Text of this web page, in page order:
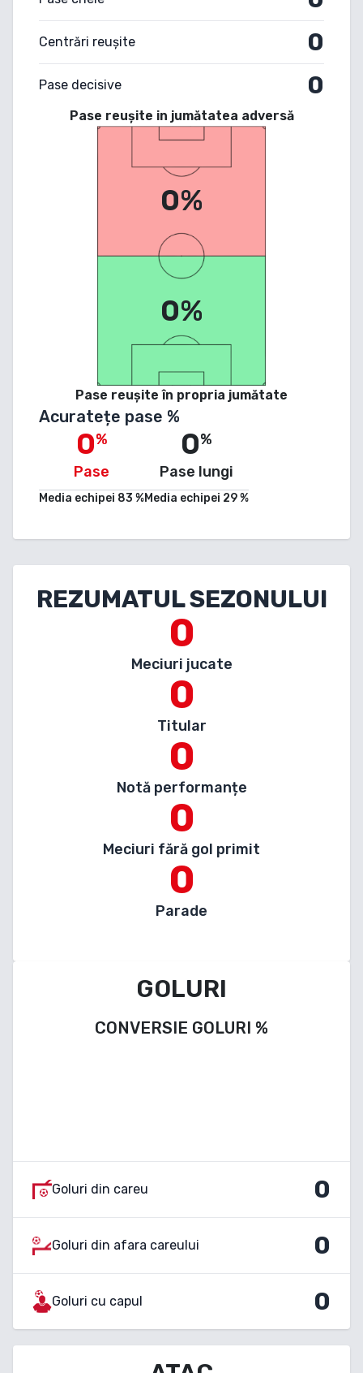
Centrări reușite 0
Pase decisive 0
Pase reușite in jumătatea adversă
0%
0%
Pase reușite în propria jumătate
Acuratețe pase %
0%
Pase
Media echipei 83 %
0%
Pase lungi
Media echipei 29%
REZUMATUL SEZONULUI
0
Meciuri jucate
0
Titular
0
Notă performanțe
0
Meciuri fără gol primit
0
Parade
GOLURI
CONVERSIE GOLURI %
Goluri din careu 0
Goluri din afara careului 0
Goluri cu capul 0